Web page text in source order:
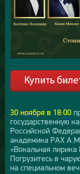
30 ноября в 18:00
государственную
Российской
академика РАХ
«Вокальная
Погрузитесь в
на специальном